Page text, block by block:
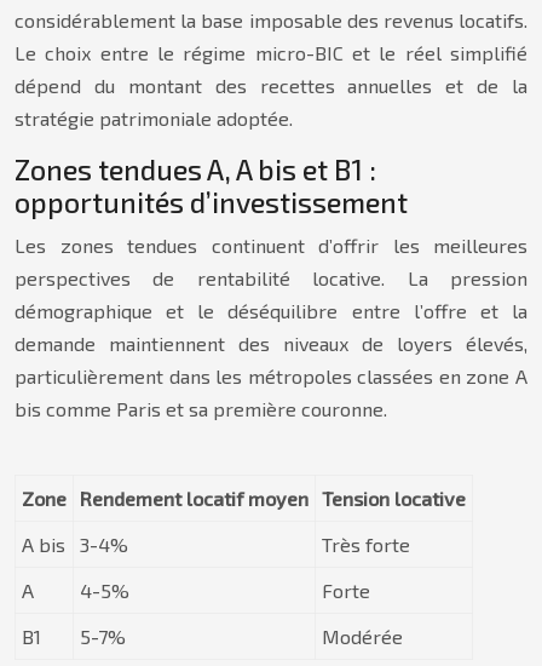
considérablement la base imposable des revenus locatifs.
Le choix entre le régime micro-BIC et le réel simplifié
dépend du montant des recettes annuelles et de la
stratégie patrimoniale adoptée.
Zones tendues A, A bis et B1 :
opportunités d’investissement
Les zones tendues continuent d’offrir les meilleures
perspectives de rentabilité locative. La pression
démographique et le déséquilibre entre l’offre et la
demande maintiennent des niveaux de loyers élevés,
particulièrement dans les métropoles classées en zone A
bis comme Paris et sa première couronne.
Zone Rendement locatif moyen Tension locative
A bis
3-4%
Très forte
A
4-5%
Forte
B1
5-7% Modérée